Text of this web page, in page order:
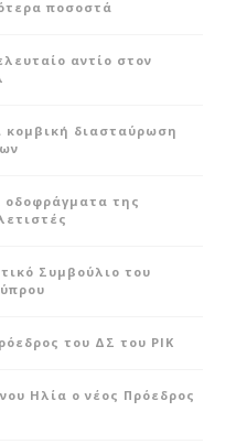
ποσοστά
αντίο στον
κομβική διασταύρωση
οδοφράγματα της
Συμβούλιο του
του ΔΣ του ΡΙΚ
Ηλία ο νέος Πρόεδρος